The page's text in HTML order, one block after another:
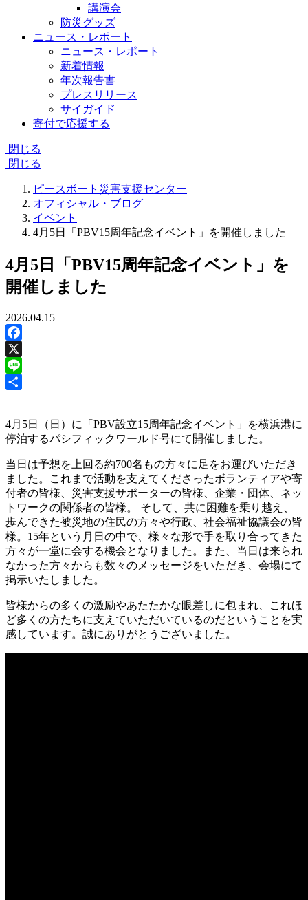
講演会
防災グッズ
ニュース・レポート
ニュース・レポート
新着情報
年次報告書
プレスリリース
サイガイド
寄付で応援する
閉じる
閉じる
ピースボート災害支援センター
オフィシャル・ブログ
イベント
4月5日「PBV15周年記念イベント」を開催しました
4月5日「PBV15周年記念イベント」を
開催しました
2026.04.15
Facebook
X
Line
4月5日（日）に「PBV設立15周年記念イベント」を横浜港に
停泊するパシフィックワールド号にて開催しました。
当日は予想を上回る約700名もの方々に足をお運びいただき
ました。これまで活動を支えてくださったボランティアや寄
付者の皆様、災害支援サポーターの皆様、企業・団体、ネッ
トワークの関係者の皆様。 そして、共に困難を乗り越え、
歩んできた被災地の住民の方々や行政、社会福祉協議会の皆
様。15年という月日の中で、様々な形で手を取り合ってきた
方々が一堂に会する機会となりました。また、当日は来られ
なかった方々からも数々のメッセージをいただき、会場にて
掲示いたしました。
皆様からの多くの激励やあたたかな眼差しに包まれ、これほ
ど多くの方たちに支えていただいているのだということを実
感しています。誠にありがとうございました。